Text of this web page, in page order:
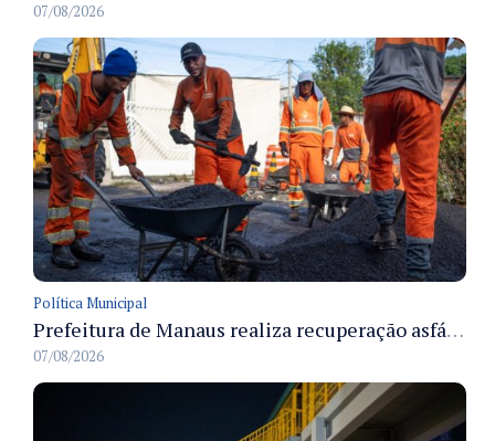
07/08/2026
Política Municipal
Prefeitura de Manaus realiza recuperação asfáltica na rua Canário do Campo e amplia mobilidade na zona Norte
07/08/2026